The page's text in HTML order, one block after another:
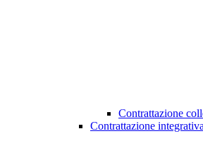
Contrattazione
Contrattazione integrativa